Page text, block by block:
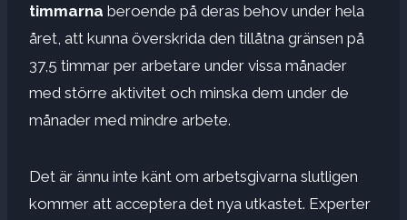
timmarna beroende på deras behov under hela
året, att kunna överskrida den tillåtna gränsen på
37,5 timmar per arbetare under vissa månader
med större aktivitet och minska dem under de
månader med mindre arbete.
Det är ännu inte känt om arbetsgivarna slutligen
kommer att acceptera det nya utkastet. Experter